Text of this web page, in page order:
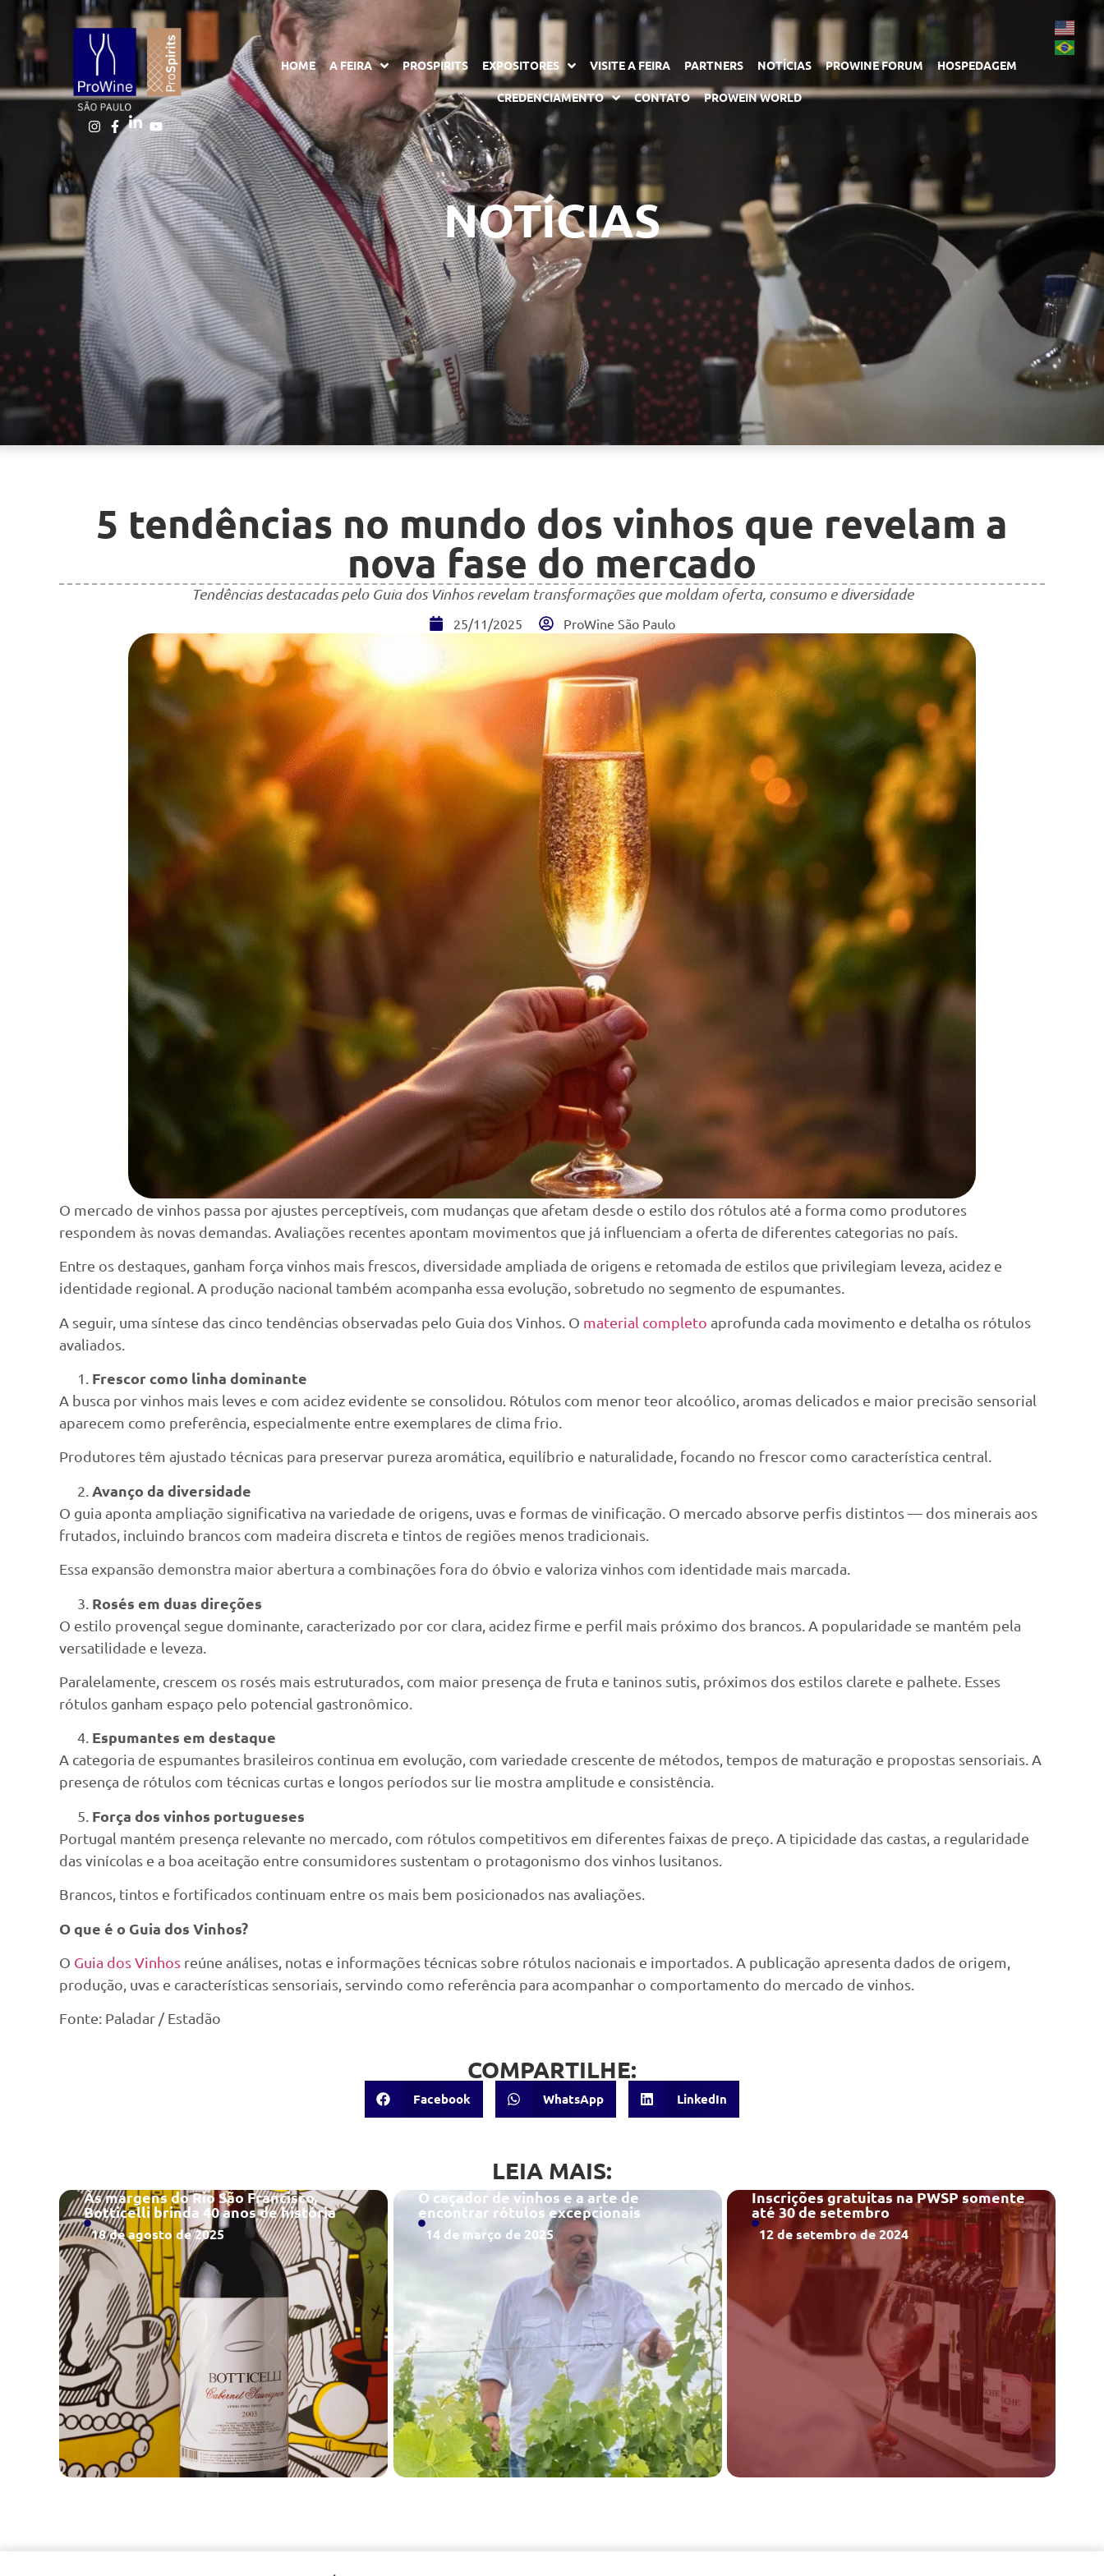
HOME A FEIRA PROSPIRITS EXPOSITORES VISITE A FEIRA PARTNERS NOTÍCIAS PROWINE FORUM HOSPEDAGEM
CREDENCIAMENTO CONTATO PROWEIN WORLD
NOTÍCIAS
5 tendências no mundo dos vinhos que revelam a
nova fase do mercado
Tendências destacadas pelo Guia dos Vinhos revelam transformações que moldam oferta, consumo e diversidade
25/11/2025 ProWine São Paulo
O mercado de vinhos passa por ajustes perceptíveis, com mudanças que afetam desde o estilo dos rótulos até a forma como produtores
respondem às novas demandas. Avaliações recentes apontam movimentos que já influenciam a oferta de diferentes categorias no país.
Entre os destaques, ganham força vinhos mais frescos, diversidade ampliada de origens e retomada de estilos que privilegiam leveza, acidez e
identidade regional. A produção nacional também acompanha essa evolução, sobretudo no segmento de espumantes.
A seguir, uma síntese das cinco tendências observadas pelo Guia dos Vinhos. O material completo aprofunda cada movimento e detalha os rótulos
avaliados.
Frescor como linha dominante
A busca por vinhos mais leves e com acidez evidente se consolidou. Rótulos com menor teor alcoólico, aromas delicados e maior precisão sensorial
aparecem como preferência, especialmente entre exemplares de clima frio.
Produtores têm ajustado técnicas para preservar pureza aromática, equilíbrio e naturalidade, focando no frescor como característica central.
Avanço da diversidade
O guia aponta ampliação significativa na variedade de origens, uvas e formas de vinificação. O mercado absorve perfis distintos — dos minerais aos
frutados, incluindo brancos com madeira discreta e tintos de regiões menos tradicionais.
Essa expansão demonstra maior abertura a combinações fora do óbvio e valoriza vinhos com identidade mais marcada.
Rosés em duas direções
O estilo provençal segue dominante, caracterizado por cor clara, acidez firme e perfil mais próximo dos brancos. A popularidade se mantém pela
versatilidade e leveza.
Paralelamente, crescem os rosés mais estruturados, com maior presença de fruta e taninos sutis, próximos dos estilos clarete e palhete. Esses
rótulos ganham espaço pelo potencial gastronômico.
Espumantes em destaque
A categoria de espumantes brasileiros continua em evolução, com variedade crescente de métodos, tempos de maturação e propostas sensoriais. A
presença de rótulos com técnicas curtas e longos períodos sur lie mostra amplitude e consistência.
Força dos vinhos portugueses
Portugal mantém presença relevante no mercado, com rótulos competitivos em diferentes faixas de preço. A tipicidade das castas, a regularidade
das vinícolas e a boa aceitação entre consumidores sustentam o protagonismo dos vinhos lusitanos.
Brancos, tintos e fortificados continuam entre os mais bem posicionados nas avaliações.
O que é o Guia dos Vinhos?
O Guia dos Vinhos reúne análises, notas e informações técnicas sobre rótulos nacionais e importados. A publicação apresenta dados de origem,
produção, uvas e características sensoriais, servindo como referência para acompanhar o comportamento do mercado de vinhos.
Fonte: Paladar / Estadão
COMPARTILHE:
Facebook WhatsApp LinkedIn
LEIA MAIS:
Às margens do Rio São Francisco,
Botticelli brinda 40 anos de história
18 de agosto de 2025
O caçador de vinhos e a arte de
encontrar rótulos excepcionais
14 de março de 2025
Inscrições gratuitas na PWSP somente
até 30 de setembro
12 de setembro de 2024